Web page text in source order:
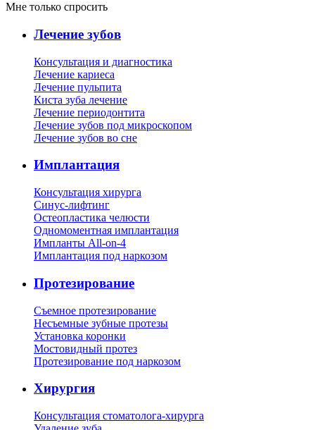
Мне только спросить
Лечение зубов
Консультация и диагностика
Лечение кариеса
Лечение пульпита
Киста зуба лечение
Лечение периодонтита
Лечение зубов под микроскопом
Лечение зубов во сне
Имплантация
Консультация хирурга
Синус-лифтинг
Остеопластика челюсти
Одномоментная имплантация
Импланты All-on-4
Имплантация под наркозом
Протезирование
Съемное протезирование
Несъемные зубные протезы
Установка коронки
Мостовидный протез
Протезирование под наркозом
Хирургия
Консультация стоматолога-хирурга